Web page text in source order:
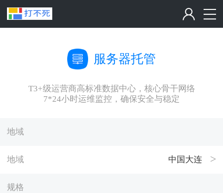
服务器托管
T3+级运营商高标准数据中心，核心骨干网络
7*24小时运维监控，确保安全与稳定
地域
地域 中国大连
规格